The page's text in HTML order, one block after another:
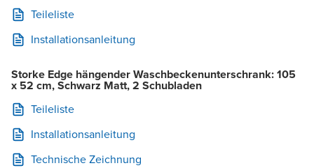
Teileliste
Installationsanleitung
Storke Edge hängender Waschbeckenunterschrank: 105
x 52 cm, Schwarz Matt, 2 Schubladen
Teileliste
Installationsanleitung
Technische Zeichnung